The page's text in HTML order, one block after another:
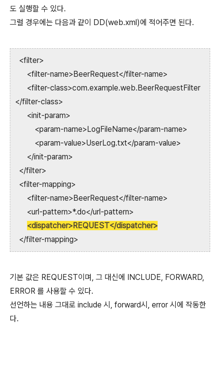
도 실행할 수 있다.
그럴 경우에는 다음과 같이 DD(web.xml)에 적어주면 된다.
<filter>
<filter-name>BeerRequest</filter-name>
<filter-class>com.example.web.BeerRequestFilter
</filter-class>
<init-param>
<param-name>LogFileName</param-name>
<param-value>UserLog.txt</param-value>
</init-param>
</filter>
<filter-mapping>
<filter-name>BeerRequest</filter-name>
<url-pattern>*.do</url-pattern>
<dispatcher>REQUEST</dispatcher>
</filter-mapping>
기본 값은 REQUEST이며, 그 대신에 INCLUDE, FORWARD,
ERROR 를 사용할 수 있다.
선언하는 내용 그대로 include 시, forward시, error 시에 작동한
다.